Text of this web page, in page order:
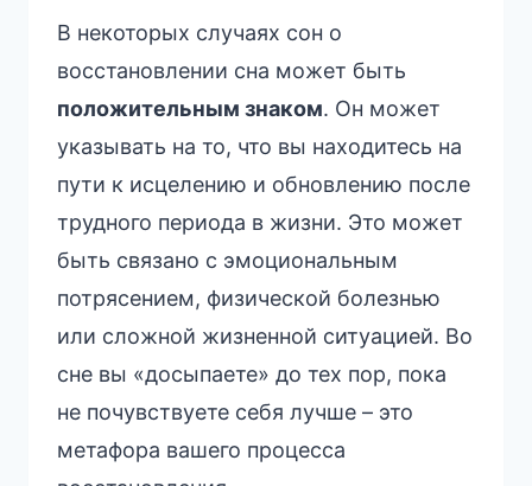
В некоторых случаях сон о
восстановлении сна может быть
положительным знаком. Он может
указывать на то, что вы находитесь на
пути к исцелению и обновлению после
трудного периода в жизни. Это может
быть связано с эмоциональным
потрясением, физической болезнью
или сложной жизненной ситуацией. Во
сне вы «досыпаете» до тех пор, пока
не почувствуете себя лучше – это
метафора вашего процесса